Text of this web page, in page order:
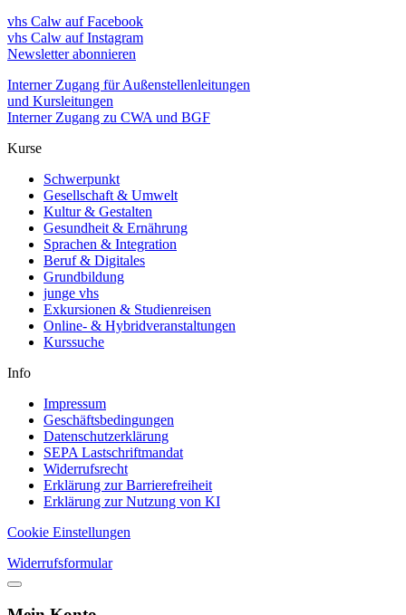
vhs Calw auf Facebook
vhs Calw auf Instagram
Newsletter abonnieren
Interner Zugang für Außenstellenleitungen
und Kursleitungen
Interner Zugang zu CWA und BGF
Kurse
Schwerpunkt
Gesellschaft & Umwelt
Kultur & Gestalten
Gesundheit & Ernährung
Sprachen & Integration
Beruf & Digitales
Grundbildung
junge vhs
Exkursionen & Studienreisen
Online- & Hybridveranstaltungen
Kurssuche
Info
Impressum
Geschäftsbedingungen
Datenschutzerklärung
SEPA Lastschriftmandat
Widerrufsrecht
Erklärung zur Barrierefreiheit
Erklärung zur Nutzung von KI
Cookie Einstellungen
Widerrufsformular